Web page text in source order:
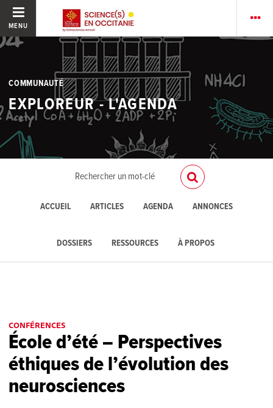
MENU
COMMUNAUTÉ
EXPLOREUR - L'AGENDA
ACCUEIL ARTICLES AGENDA ANNONCES
DOSSIERS RESSOURCES À PROPOS
CONFÉRENCES
École d’été – Perspectives
éthiques de l’évolution des
neurosciences